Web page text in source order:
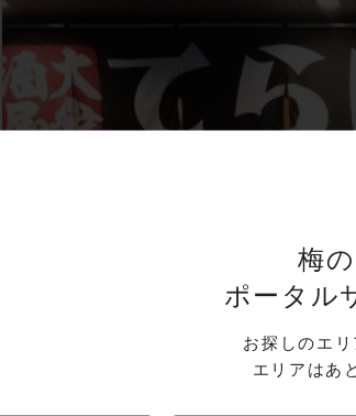
梅
ポータル
お探しのエリ
エリアはあ